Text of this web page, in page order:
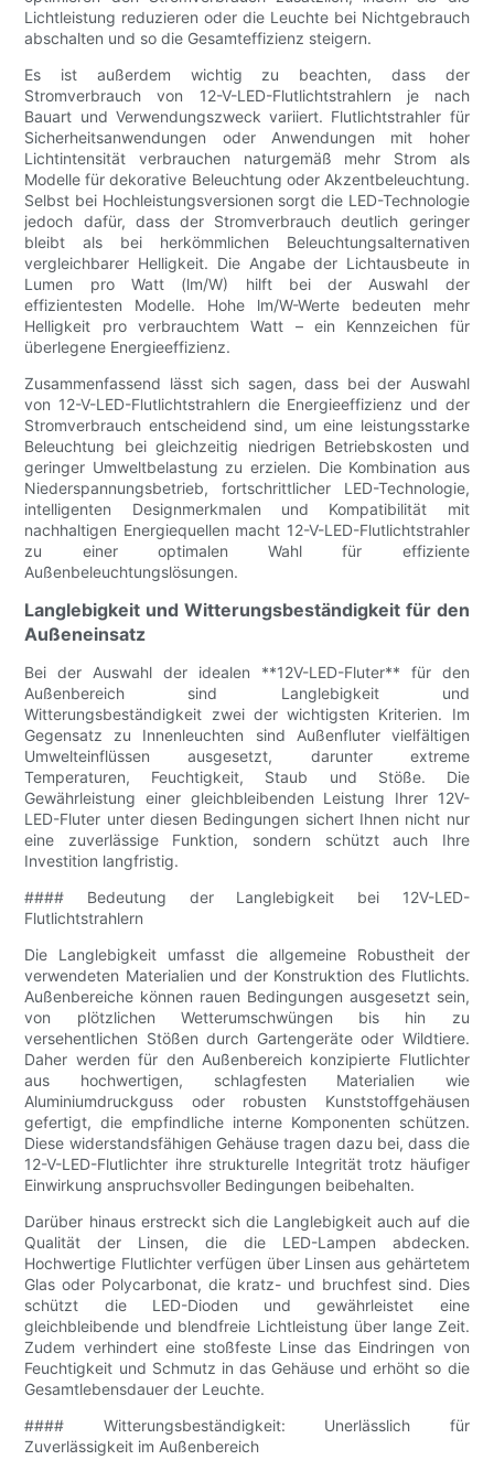
Lichtleistung reduzieren oder die Leuchte bei Nichtgebrauch
abschalten und so die Gesamteffizienz steigern.
Es ist außerdem wichtig zu beachten, dass der
Stromverbrauch von 12-V-LED-Flutlichtstrahlern je nach
Bauart und Verwendungszweck variiert. Flutlichtstrahler für
Sicherheitsanwendungen oder Anwendungen mit hoher
Lichtintensität verbrauchen naturgemäß mehr Strom als
Modelle für dekorative Beleuchtung oder Akzentbeleuchtung.
Selbst bei Hochleistungsversionen sorgt die LED-Technologie
jedoch dafür, dass der Stromverbrauch deutlich geringer
bleibt als bei herkömmlichen Beleuchtungsalternativen
vergleichbarer Helligkeit. Die Angabe der Lichtausbeute in
Lumen pro Watt (lm/W) hilft bei der Auswahl der
effizientesten Modelle. Hohe lm/W-Werte bedeuten mehr
Helligkeit pro verbrauchtem Watt – ein Kennzeichen für
überlegene Energieeffizienz.
Zusammenfassend lässt sich sagen, dass bei der Auswahl
von 12-V-LED-Flutlichtstrahlern die Energieeffizienz und der
Stromverbrauch entscheidend sind, um eine leistungsstarke
Beleuchtung bei gleichzeitig niedrigen Betriebskosten und
geringer Umweltbelastung zu erzielen. Die Kombination aus
Niederspannungsbetrieb, fortschrittlicher LED-Technologie,
intelligenten Designmerkmalen und Kompatibilität mit
nachhaltigen Energiequellen macht 12-V-LED-Flutlichtstrahler
zu einer optimalen Wahl für effiziente
Außenbeleuchtungslösungen.
Langlebigkeit und Witterungsbeständigkeit für den
Außeneinsatz
Bei der Auswahl der idealen **12V-LED-Fluter** für den
Außenbereich sind Langlebigkeit und
Witterungsbeständigkeit zwei der wichtigsten Kriterien. Im
Gegensatz zu Innenleuchten sind Außenfluter vielfältigen
Umwelteinflüssen ausgesetzt, darunter extreme
Temperaturen, Feuchtigkeit, Staub und Stöße. Die
Gewährleistung einer gleichbleibenden Leistung Ihrer 12V-
LED-Fluter unter diesen Bedingungen sichert Ihnen nicht nur
eine zuverlässige Funktion, sondern schützt auch Ihre
Investition langfristig.
#### Bedeutung der Langlebigkeit bei 12V-LED-
Flutlichtstrahlern
Die Langlebigkeit umfasst die allgemeine Robustheit der
verwendeten Materialien und der Konstruktion des Flutlichts.
Außenbereiche können rauen Bedingungen ausgesetzt sein,
von plötzlichen Wetterumschwüngen bis hin zu
versehentlichen Stößen durch Gartengeräte oder Wildtiere.
Daher werden für den Außenbereich konzipierte Flutlichter
aus hochwertigen, schlagfesten Materialien wie
Aluminiumdruckguss oder robusten Kunststoffgehäusen
gefertigt, die empfindliche interne Komponenten schützen.
Diese widerstandsfähigen Gehäuse tragen dazu bei, dass die
12-V-LED-Flutlichter ihre strukturelle Integrität trotz häufiger
Einwirkung anspruchsvoller Bedingungen beibehalten.
Darüber hinaus erstreckt sich die Langlebigkeit auch auf die
Qualität der Linsen, die die LED-Lampen abdecken.
Hochwertige Flutlichter verfügen über Linsen aus gehärtetem
Glas oder Polycarbonat, die kratz- und bruchfest sind. Dies
schützt die LED-Dioden und gewährleistet eine
gleichbleibende und blendfreie Lichtleistung über lange Zeit.
Zudem verhindert eine stoßfeste Linse das Eindringen von
Feuchtigkeit und Schmutz in das Gehäuse und erhöht so die
Gesamtlebensdauer der Leuchte.
#### Witterungsbeständigkeit: Unerlässlich für
Zuverlässigkeit im Außenbereich